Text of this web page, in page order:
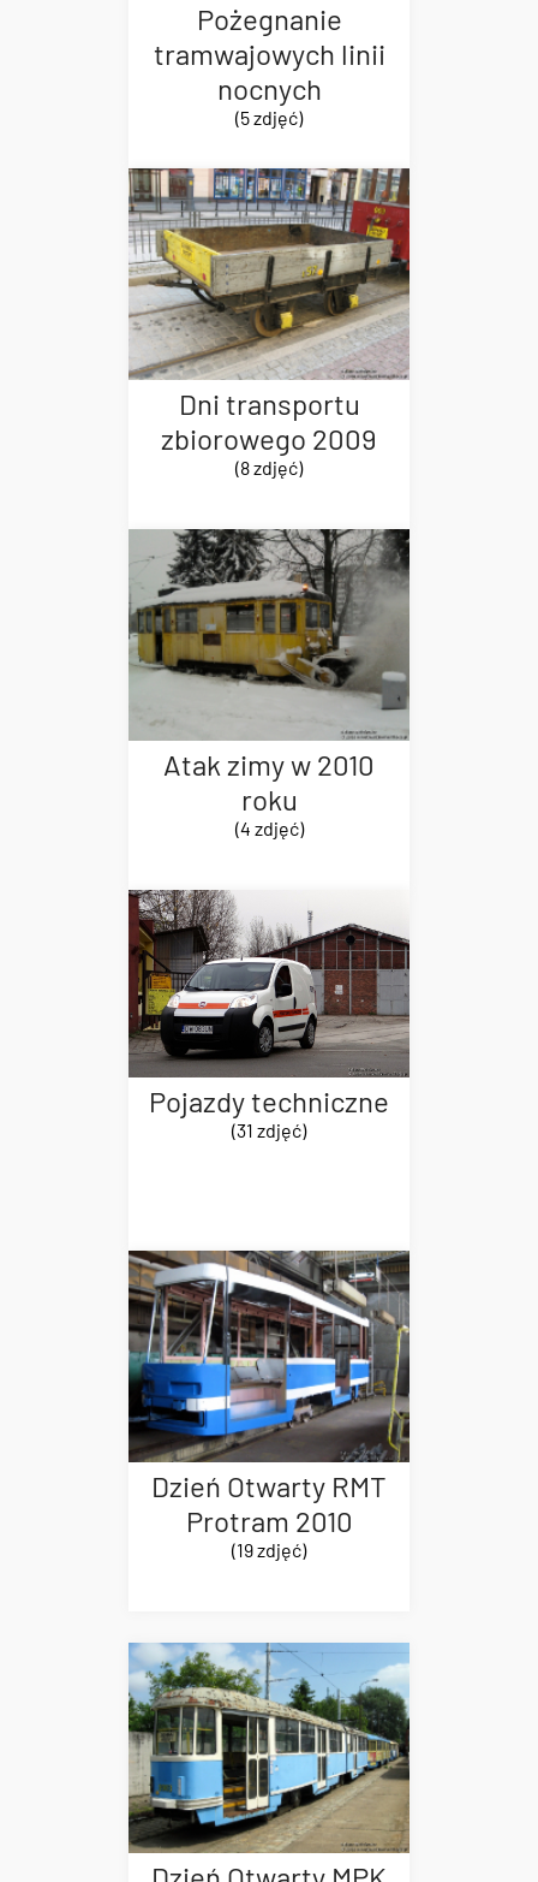
Pożegnanie
tramwajowych linii
nocnych
(5 zdjęć)
Dni transportu
zbiorowego 2009
(8 zdjęć)
Atak zimy w 2010
roku
(4 zdjęć)
Pojazdy techniczne
(31 zdjęć)
Dzień Otwarty RMT
Protram 2010
(19 zdjęć)